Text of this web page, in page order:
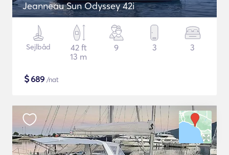
Jeanneau Sun Odyssey 42i
Sejlbåd
42 ft
13 m
9 3 3
$689 /nat